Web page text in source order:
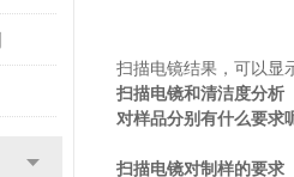
扫描电镜结果，可以显
扫描电镜和清洁度分析
对样品分别有什么要求
扫描电镜对制样的要求